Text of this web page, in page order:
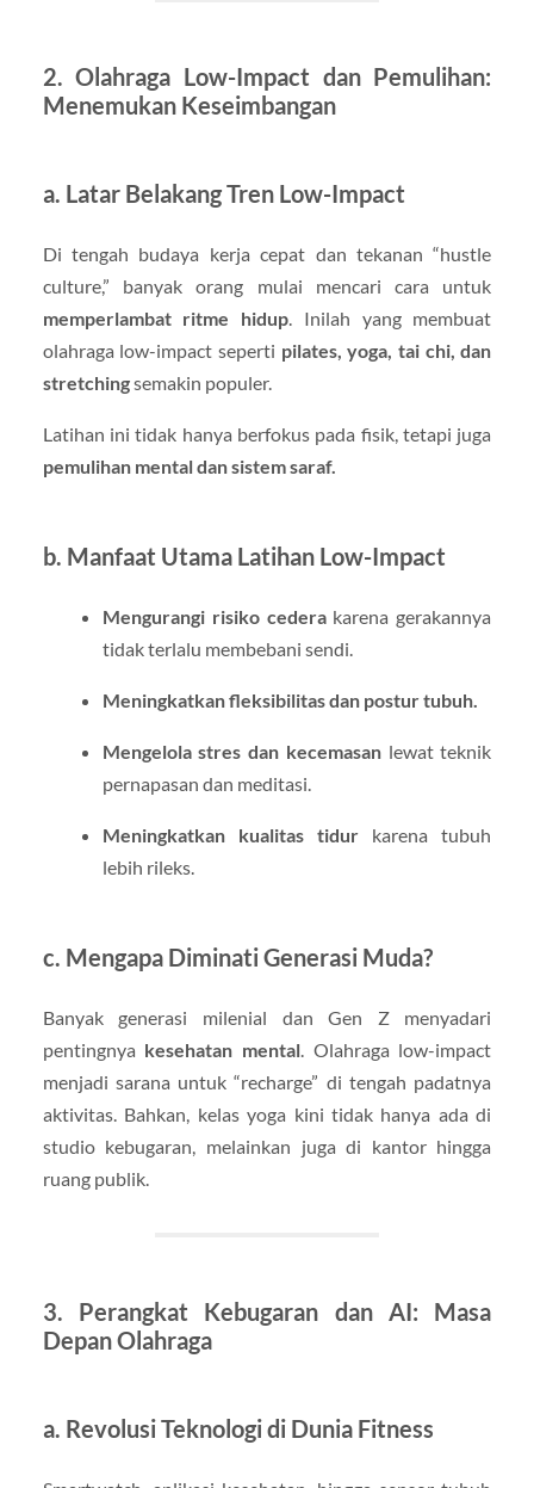
2. Olahraga Low-Impact dan Pemulihan:
Menemukan Keseimbangan
a. Latar Belakang Tren Low-Impact
Di tengah budaya kerja cepat dan tekanan “hustle
culture,” banyak orang mulai mencari cara untuk
memperlambat ritme hidup . Inilah yang membuat
olahraga low-impact seperti pilates, yoga, tai chi, dan
stretchingsemakin populer.
Latihan ini tidak hanya berfokus pada fisik, tetapi juga
pemulihan mental dan sistem saraf.
b. Manfaat Utama Latihan Low-Impact
Mengurangi risiko cederakarena gerakannya
tidak terlalu membebani sendi.
Meningkatkan fleksibilitas dan postur tubuh.
Mengelola stres dan kecemasanlewat teknik
pernapasan dan meditasi.
Meningkatkan kualitas tidur karena tubuh
lebih rileks.
c. Mengapa Diminati Generasi Muda?
Banyak generasi milenial dan Gen Z menyadari
pentingnya kesehatan mental. Olahraga low-impact
menjadi sarana untuk “recharge” di tengah padatnya
aktivitas. Bahkan, kelas yoga kini tidak hanya ada di
studio kebugaran, melainkan juga di kantor hingga
ruang publik.
3. Perangkat Kebugaran dan AI: Masa
Depan Olahraga
a. Revolusi Teknologi di Dunia Fitness